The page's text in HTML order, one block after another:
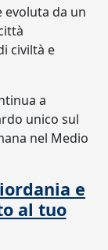
evoluta da un
civiltà e
a
unico sul
nel Medio
e
al tuo